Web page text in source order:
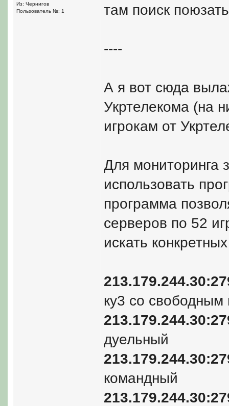
Из: Чернигов
Пользователь №: 1
там поиск
----
А я вот сюда
Укртелекома (на
игрокам от
Для мониторинга
использовать
программа
серверов по 52
искать
ку3 со
дуельный
командный